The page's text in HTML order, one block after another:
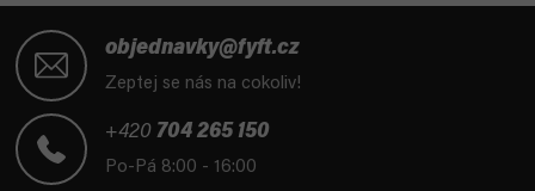
objednavky@fyft.cz
Zeptej se nás na cokoliv!
+420 704 265 150
Po-Pá 8:00 - 16:00